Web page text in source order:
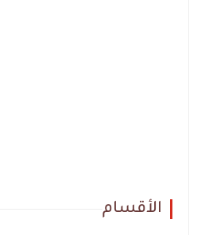
الأقسام